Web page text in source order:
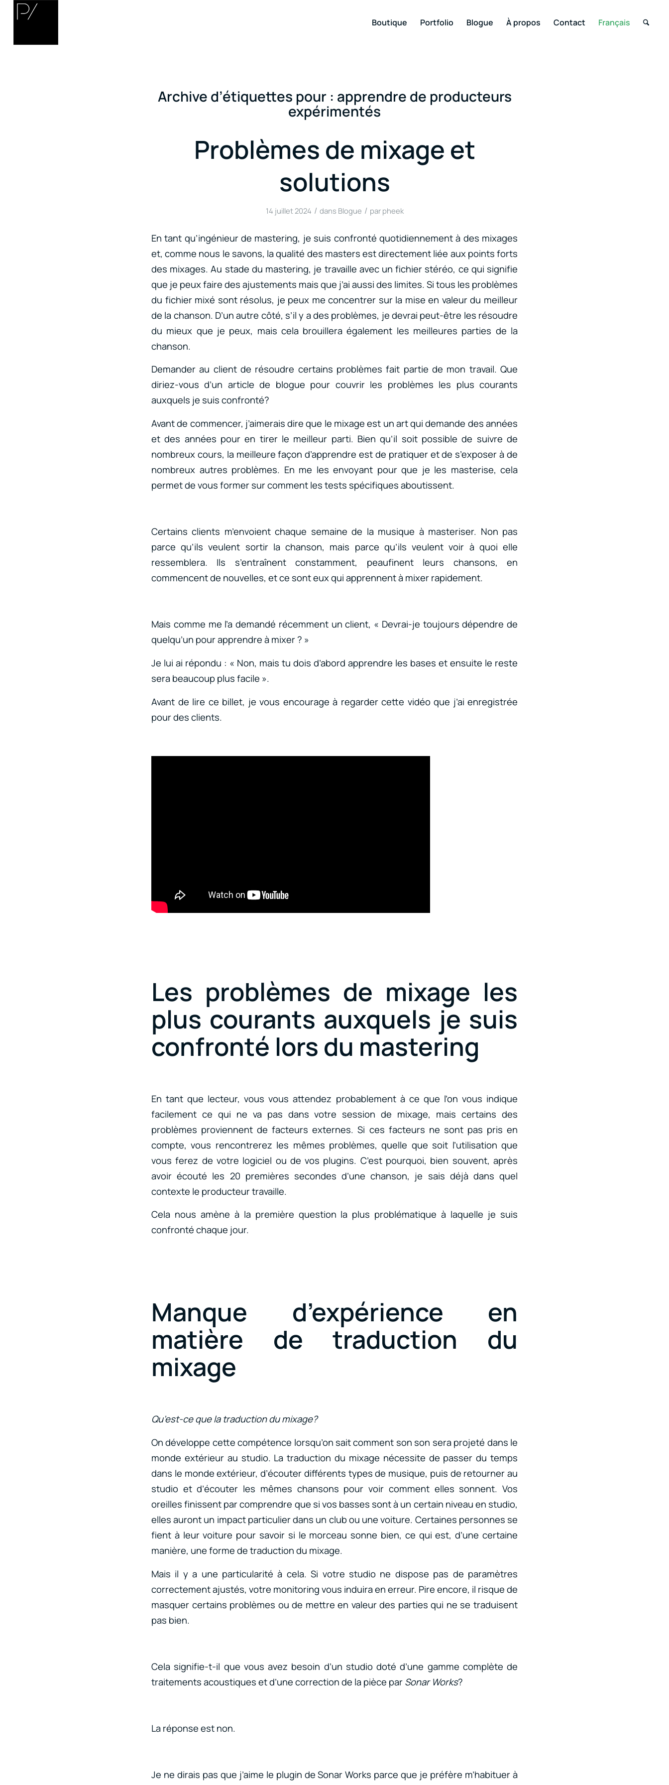
Boutique Portfolio Blogue À propos Contact Français
Archive d’étiquettes pour : apprendre de producteurs
expérimentés
Problèmes de mixage et
solutions
14 juillet 2024 / dans Blogue / par pheek
En tant qu’ingénieur de mastering, je suis confronté quotidiennement à des mixages
et, comme nous le savons, la qualité des masters est directement liée aux points forts
des mixages. Au stade du mastering, je travaille avec un fichier stéréo, ce qui signifie
que je peux faire des ajustements mais que j’ai aussi des limites. Si tous les problèmes
du fichier mixé sont résolus, je peux me concentrer sur la mise en valeur du meilleur
de la chanson. D’un autre côté, s’il y a des problèmes, je devrai peut-être les résoudre
du mieux que je peux, mais cela brouillera également les meilleures parties de la
chanson.
Demander au client de résoudre certains problèmes fait partie de mon travail. Que
diriez-vous d’un article de blogue pour couvrir les problèmes les plus courants
auxquels je suis confronté?
Avant de commencer, j’aimerais dire que le mixage est un art qui demande des années
et des années pour en tirer le meilleur parti. Bien qu’il soit possible de suivre de
nombreux cours, la meilleure façon d’apprendre est de pratiquer et de s’exposer à de
nombreux autres problèmes. En me les envoyant pour que je les masterise, cela
permet de vous former sur comment les tests spécifiques aboutissent.
Certains clients m’envoient chaque semaine de la musique à masteriser. Non pas
parce qu’ils veulent sortir la chanson, mais parce qu’ils veulent voir à quoi elle
ressemblera. Ils s’entraînent constamment, peaufinent leurs chansons, en
commencent de nouvelles, et ce sont eux qui apprennent à mixer rapidement.
Mais comme me l’a demandé récemment un client, « Devrai-je toujours dépendre de
quelqu’un pour apprendre à mixer ? »
Je lui ai répondu : « Non, mais tu dois d’abord apprendre les bases et ensuite le reste
sera beaucoup plus facile ».
Avant de lire ce billet, je vous encourage à regarder cette vidéo que j’ai enregistrée
pour des clients.
Les problèmes de mixage les
plus courants auxquels je suis
confronté lors du mastering
En tant que lecteur, vous vous attendez probablement à ce que l’on vous indique
facilement ce qui ne va pas dans votre session de mixage, mais certains des
problèmes proviennent de facteurs externes. Si ces facteurs ne sont pas pris en
compte, vous rencontrerez les mêmes problèmes, quelle que soit l’utilisation que
vous ferez de votre logiciel ou de vos plugins. C’est pourquoi, bien souvent, après
avoir écouté les 20 premières secondes d’une chanson, je sais déjà dans quel
contexte le producteur travaille.
Cela nous amène à la première question la plus problématique à laquelle je suis
confronté chaque jour.
Manque d’expérience en
matière de traduction du
mixage
Qu’est-ce que la traduction du mixage?
On développe cette compétence lorsqu’on sait comment son son sera projeté dans le
monde extérieur au studio. La traduction du mixage nécessite de passer du temps
dans le monde extérieur, d’écouter différents types de musique, puis de retourner au
studio et d’écouter les mêmes chansons pour voir comment elles sonnent. Vos
oreilles finissent par comprendre que si vos basses sont à un certain niveau en studio,
elles auront un impact particulier dans un club ou une voiture. Certaines personnes se
fient à leur voiture pour savoir si le morceau sonne bien, ce qui est, d’une certaine
manière, une forme de traduction du mixage.
Mais il y a une particularité à cela. Si votre studio ne dispose pas de paramètres
correctement ajustés, votre monitoring vous induira en erreur. Pire encore, il risque de
masquer certains problèmes ou de mettre en valeur des parties qui ne se traduisent
pas bien.
Cela signifie-t-il que vous avez besoin d’un studio doté d’une gamme complète de
traitements acoustiques et d’une correction de la pièce parSonar Works?
La réponse est non.
Je ne dirais pas que j’aime le plugin de Sonar Works parce que je préfère m’habituer à